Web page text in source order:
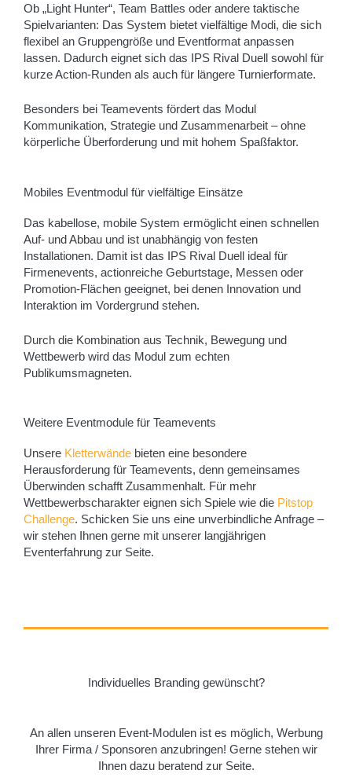
Ob „Light Hunter“, Team Battles oder andere taktische
Spielvarianten: Das System bietet vielfältige Modi, die sich
flexibel an Gruppengröße und Eventformat anpassen
lassen. Dadurch eignet sich das IPS Rival Duell sowohl für
kurze Action-Runden als auch für längere Turnierformate.
Besonders bei Teamevents fördert das Modul
Kommunikation, Strategie und Zusammenarbeit – ohne
körperliche Überforderung und mit hohem Spaßfaktor.
Mobiles Eventmodul für vielfältige Einsätze
Das kabellose, mobile System ermöglicht einen schnellen
Auf- und Abbau und ist unabhängig von festen
Installationen. Damit ist das IPS Rival Duell ideal für
Firmenevents, actionreiche Geburtstage, Messen oder
Promotion-Flächen geeignet, bei denen Innovation und
Interaktion im Vordergrund stehen.
Durch die Kombination aus Technik, Bewegung und
Wettbewerb wird das Modul zum echten
Publikumsmagneten.
Weitere Eventmodule für Teamevents
Unsere Kletterwände bieten eine besondere
Herausforderung für Teamevents, denn gemeinsames
Überwinden schafft Zusammenhalt. Für mehr
Wettbewerbscharakter eignen sich Spiele wie die Pitstop
Challenge. Schicken Sie uns eine unverbindliche Anfrage –
wir stehen Ihnen gerne mit unserer langjährigen
Eventerfahrung zur Seite.
Individuelles Branding gewünscht?
An allen unseren Event-Modulen ist es möglich, Werbung
Ihrer Firma / Sponsoren anzubringen! Gerne stehen wir
Ihnen dazu beratend zur Seite.